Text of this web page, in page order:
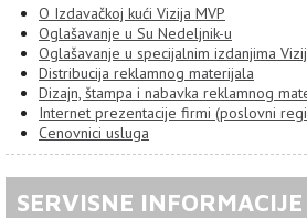
O Izdavačkoj kući Vizija MVP
Oglašavanje u Su Nedeljnik-u
Oglašavanje u specijalnim izdanjima
Distribucija reklamnog materijala
Dizajn, štampa i nabavka reklamnog
Internet prezentacije firmi (poslovni
Cenovnici usluga
SERVISNE INFORMACIJE